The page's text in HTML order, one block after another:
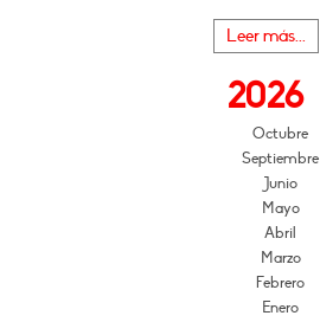
Leer más...
2026
Octubre
Septiembre
Junio
Mayo
Abril
Marzo
Febrero
Enero